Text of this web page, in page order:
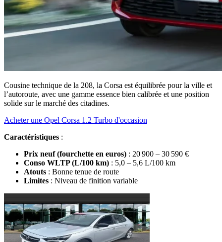
Cousine technique de la 208, la Corsa est équilibrée pour la ville et
l’autoroute, avec une gamme essence bien calibrée et une position
solide sur le marché des citadines.
Acheter une Opel Corsa 1.2 Turbo d'occasion
Caractéristiques :
Prix neuf (fourchette en euros) : 20 900 – 30 590 €
Conso WLTP (L/100 km) : 5,0 – 5,6 L/100 km
Atouts : Bonne tenue de route
Limites : Niveau de finition variable